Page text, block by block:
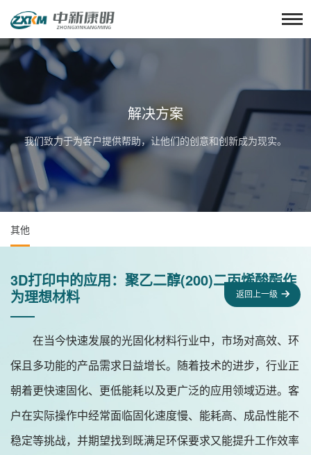
解决方案
我们致力于为客户提供帮助，让他们的创意和创新成为现实。
其他
3D打印中的应用：聚乙二醇(200)二丙烯酸酯作
为理想材料
返回上一级
在当今快速发展的光固化材料行业中，市场对高效、环
保且多功能的产品需求日益增长。随着技术的进步，行业正
朝着更快速固化、更低能耗以及更广泛的应用领域迈进。客
户在实际操作中经常面临固化速度慢、能耗高、成品性能不
稳定等挑战，并期望找到既满足环保要求又能提升工作效率